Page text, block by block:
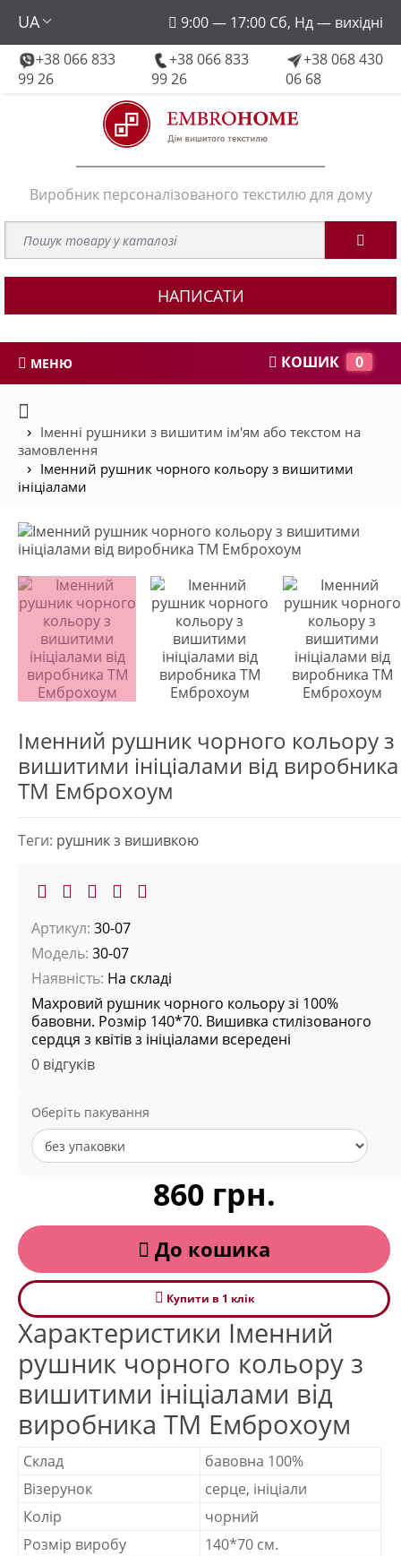
UA
9:00 — 17:00 Сб, Нд — вихідні
+38 066 833
99 26
+38 066 833
99 26
+38 068 430
06 68
embroforhome@gmail.com
Виробник персоналізованого текстилю для дому
НАПИСАТИ
МЕНЮ КОШИК 0
Іменні рушники з вишитим ім'ям або текстом на
замовлення
Іменний рушник чорного кольору з вишитими
ініціалами
Іменний рушник чорного кольору з
вишитими ініціалами від виробника
ТМ Емброхоум
Теги: рушник з вишивкою
Артикул: 30-07
Модель: 30-07
Наявність: На складі
Махровий рушник чорного кольору зі 100%
бавовни. Розмір 140*70. Вишивка стилізованого
сердця з квітів з ініціалами всередені
0 відгуків
Оберіть пакування
860 грн.
До кошика
Купити в 1 клiк
Характеристики Іменний
рушник чорного кольору з
вишитими ініціалами від
виробника ТМ Емброхоум
Склад
бавовна 100%
Візерунок
серце, ініціали
Колір
чорний
Розмір виробу
140*70 см.